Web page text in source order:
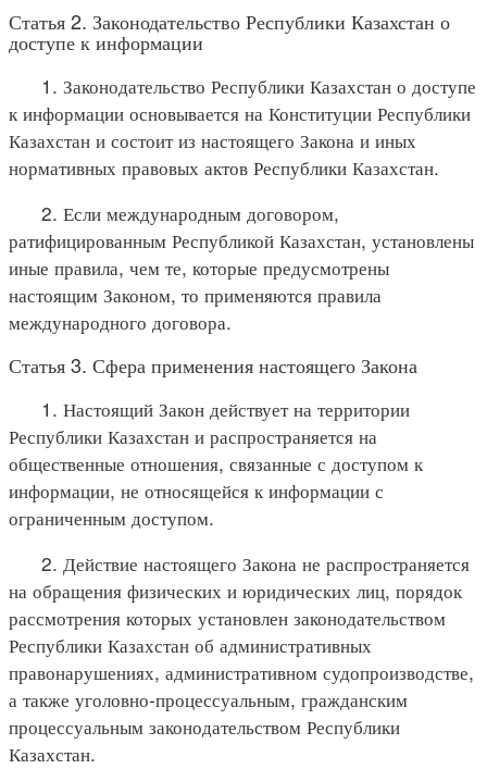
Статья 2. Законодательство Республики Казахстан о
доступе к информации
1. Законодательство Республики Казахстан о доступе
к информации основывается на Конституции Республики
Казахстан и состоит из настоящего Закона и иных
нормативных правовых актов Республики Казахстан.
2. Если международным договором,
ратифицированным Республикой Казахстан, установлены
иные правила, чем те, которые предусмотрены
настоящим Законом, то применяются правила
международного договора.
Статья 3. Сфера применения настоящего Закона
1. Настоящий Закон действует на территории
Республики Казахстан и распространяется на
общественные отношения, связанные с доступом к
информации, не относящейся к информации с
ограниченным доступом.
2. Действие настоящего Закона не распространяется
на обращения физических и юридических лиц, порядок
рассмотрения которых установлен законодательством
Республики Казахстан об административных
правонарушениях, административном судопроизводстве,
а также уголовно-процессуальным, гражданским
процессуальным законодательством Республики
Казахстан.